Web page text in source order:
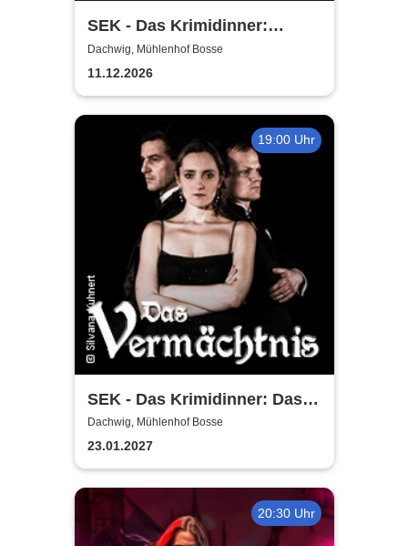
SEK - Das Krimidinner:
Silencio - Morde geschehen
nicht immer leise
Dachwig, Mühlenhof Bosse
11.12.2026
19:00 Uhr
SEK - Das Krimidinner: Das
Vermächtnis
Dachwig, Mühlenhof Bosse
23.01.2027
20:30 Uhr